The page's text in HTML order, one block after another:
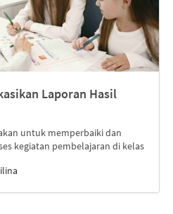
Laporan Hasil
untuk memperbaiki dan
kegiatan pembelajaran di kelas